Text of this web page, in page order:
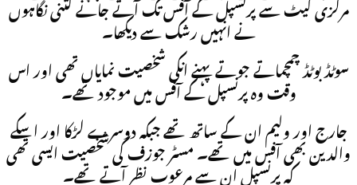
مرکزی گیٹ سے پرنسپل کے آفس تک آتے جانے کتنی نگاہوں
نے انہیں رشک سے دیکھا۔
سوٹڈ بوٹڈ چمچماتے جوتے پہنے انکی شخصیت نمایاں تھی اور اس
وقت وہ پرنسپل کے آفس میں موجود تھے۔
جارج اور ولیم ان کے ساتھ تھے جبکہ دوسرے لڑکا اور اسکے
والدین بھی آفس میں تھے۔ مسٹر جوزف کی شخصیت ایسی تھی
کہ پرنسپل ان سے مرعوب نظر آتے تھے۔